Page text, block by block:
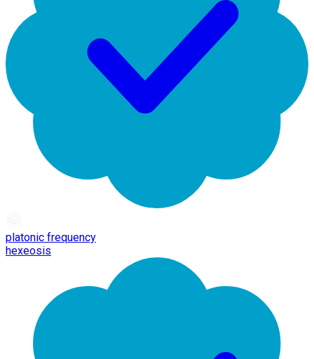
platonic frequency
hexeosis